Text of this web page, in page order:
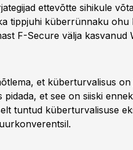
ettevõtte sihikule
tippjuhi küberrünnaku ohu
F-Secure välja kasvanud
et küberturvalisus
et see on siiski
tuntud küberturvalisuse